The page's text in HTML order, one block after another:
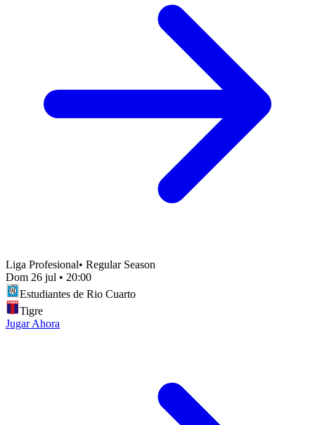
Liga Profesional• Regular Season
Dom 26 jul • 20:00
Estudiantes de Rio Cuarto
Tigre
Jugar Ahora